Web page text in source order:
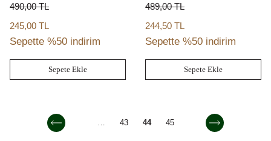
490,00TL
245,00 TL
Sepette %50 indirim
Sepete Ekle
489,00TL
244,50 TL
Sepette %50 indirim
Sepete Ekle
43 44 45